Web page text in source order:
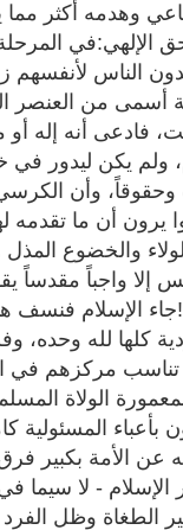
وهدمه أكثر
الإلهي:في
الناس لأنفسهم
أسمى من العنصر
فادعى أنه إله أو
ولم يكن ليدور في
وحقوقاً، وأن
يرون أن ما تقدمه
والخضوع المذل
إلا واجباً مقدساً
الإسلام فنسف
كلها لله
مركزهم في
الولاة
بأعباء المسئولية
عن الأمة بكبير
الإسلام - لا سيما
الطغاة وظل الفرد